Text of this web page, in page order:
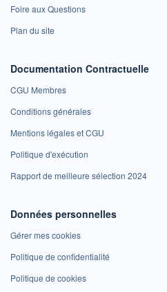
Foire aux Questions
Plan du site
Documentation Contractuelle
CGU Membres
Conditions générales
Mentions légales et CGU
Politique d'exécution
Rapport de meilleure sélection 2024
Données personnelles
Gérer mes cookies
Politique de confidentialité
Politique de cookies